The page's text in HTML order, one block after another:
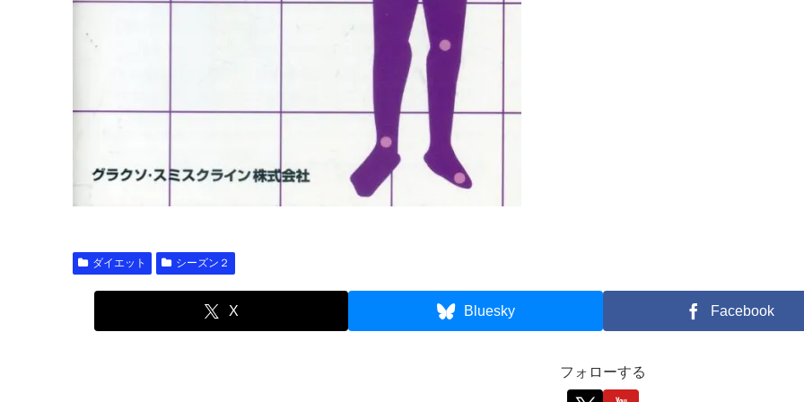
ダイエット シーズン２
X Bluesky Facebook
フォローする